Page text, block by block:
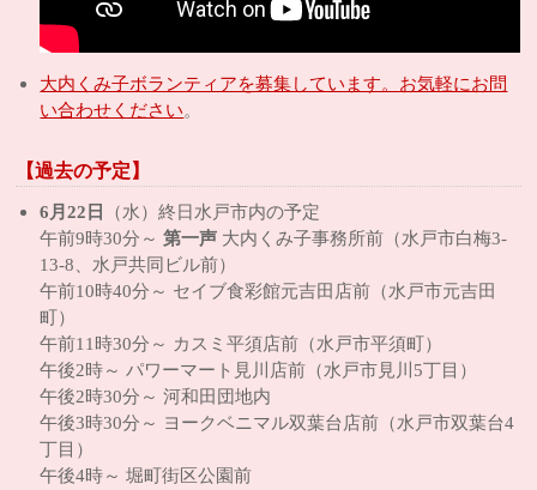
大内くみ子ボランティアを募集しています。お気軽にお問
い合わせください。
【過去の予定】
6月22日
（水）終日水戸市内の予定
午前9時30分～第一声 大内くみ子事務所前（水戸市白梅3-
13-8、水戸共同ビル前）
午前10時40分～ セイブ食彩館元吉田店前（水戸市元吉田
町）
午前11時30分～ カスミ平須店前（水戸市平須町）
午後2時～ パワーマート見川店前（水戸市見川5丁目）
午後2時30分～ 河和田団地内
午後3時30分～ ヨークベニマル双葉台店前（水戸市双葉台4
丁目）
午後4時～ 堀町街区公園前